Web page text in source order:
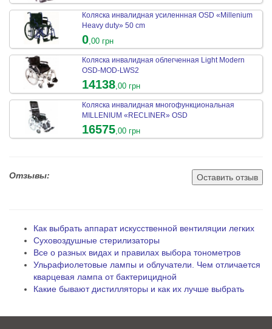
Коляска инвалидная усиленнная OSD «Millenium
Heavy duty» 50 cm
0,00 грн
Коляска инвалидная облегченная Light Modern
OSD-MOD-LWS2
14138,00 грн
Коляска инвалидная многофункциональная
MILLENIUM «RECLINER» OSD
16575,00 грн
Отзывы: Оставить отзыв
Как выбрать аппарат искусственной вентиляции легких
Суховоздушные стерилизаторы
Все о разных видах и правилах выбора тонометров
Ульрафиолетовые лампы и облучатели. Чем отличается
кварцевая лампа от бактерицидной
Какие бывают дистилляторы и как их лучше выбрать